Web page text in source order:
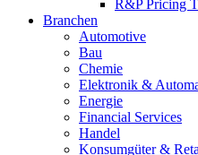
R&P Pricing
Branchen
Automotive
Bau
Chemie
Elektronik &
Energie
Financial Services
Handel
Konsumgüter &